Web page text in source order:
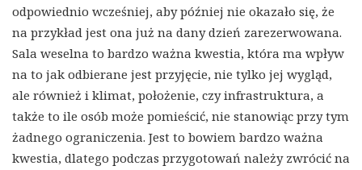
odpowiednio wcześniej, aby później nie okazało się, że
na przykład jest ona już na dany dzień zarezerwowana.
Sala weselna to bardzo ważna kwestia, która ma wpływ
na to jak odbierane jest przyjęcie, nie tylko jej wygląd,
ale również i klimat, położenie, czy infrastruktura, a
także to ile osób może pomieścić, nie stanowiąc przy tym
żadnego ograniczenia. Jest to bowiem bardzo ważna
kwestia, dlatego podczas przygotowań należy zwrócić na